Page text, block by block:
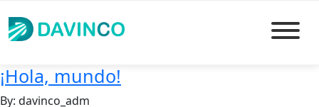
¡Hola, mundo!
By: davinco_adm